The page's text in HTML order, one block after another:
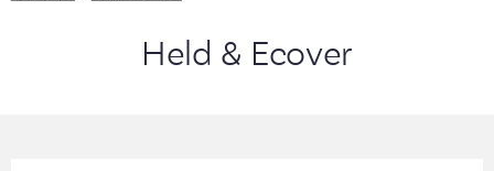
Held & Ecover